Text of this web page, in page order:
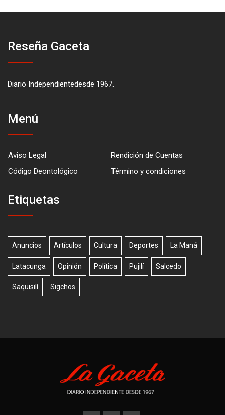
Reseña Gaceta
Diario Independientedesde 1967.
Menú
Aviso Legal
Rendición de Cuentas
Código Deontológico
Término y condiciones
Etiquetas
Anuncios Artículos Cultura Deportes La Maná
Latacunga Opinión Política Pujilí Salcedo
Saquisilí Sigchos